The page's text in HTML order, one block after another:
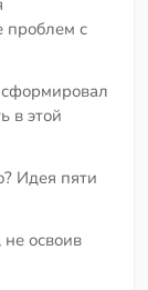
проблем с
в этой
Идея пяти
освоив